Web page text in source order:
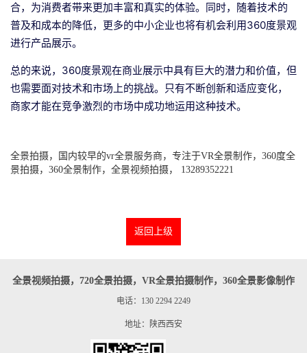
合，为消费者带来更加丰富和真实的体验。同时，随着技术的
普及和成本的降低，更多的中小企业也将有机会利用360度景观
进行产品展示。
总的来说，360度景观在商业展示中具有巨大的潜力和价值，但
也需要面对技术和市场上的挑战。只有不断创新和适应变化，
商家才能在竞争激烈的市场中成功地运用这种技术。
全景拍摄，国内较早的vr全景服务商，专注于VR全景制作，360度全
景拍摄，360全景制作，全景视频拍摄， 13289352221
返回上级
全景视频拍摄，720全景拍摄，VR全景拍摄制作，360全景影像制作
电话：130 2294 2249
地址：陕西西安